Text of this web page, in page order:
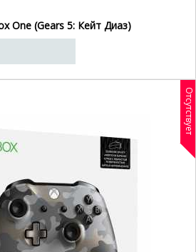
One (Gears 5: Кейт Диаз)
Отсутствует